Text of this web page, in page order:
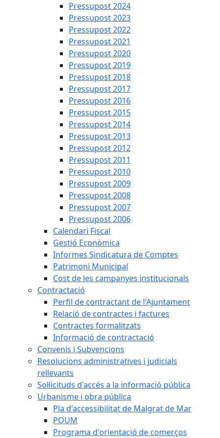
Pressupost 2024
Pressupost 2023
Pressupost 2022
Pressupost 2021
Pressupost 2020
Pressupost 2019
Pressupost 2018
Pressupost 2017
Pressupost 2016
Pressupost 2015
Pressupost 2014
Pressupost 2013
Pressupost 2012
Pressupost 2011
Pressupost 2010
Pressupost 2009
Pressupost 2008
Pressupost 2007
Pressupost 2006
Calendari Fiscal
Gestió Econòmica
Informes Sindicatura de Comptes
Patrimoni Municipal
Cost de les campanyes institucionals
Contractació
Perfil de contractant de l'Ajuntament
Relació de contractes i factures
Contractes formalitzats
Informació de contractació
Convenis i Subvencions
Resolucions administratives i judicials
rellevants
Sol·licituds d'accés a la informació pública
Urbanisme i obra pública
Pla d'accessibilitat de Malgrat de Mar
POUM
Programa d'orientació de comerços